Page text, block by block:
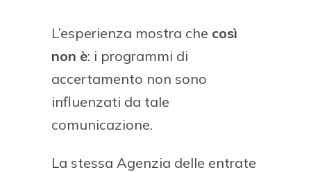
L’esperienza mostra che così
non è: i programmi di
accertamento non sono
influenzati da tale
comunicazione.
La stessa Agenzia delle entrate